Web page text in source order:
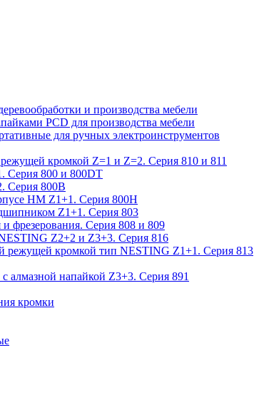
и производства мебели
PCD для производства мебели
для ручных электроинструментов
кромкой Z=1 и Z=2. Серия 810 и 811
Серия 800 и 800DT
Серия 800B
НМ Z1+1. Серия 800H
Z1+1. Серия 803
и фрезерования. Серия 808 и 809
Z2+2 и Z3+3. Серия 816
режущей кромкой тип NESTING Z1+1. Серия 813
алмазной напайкой Z3+3. Серия 891
кромки